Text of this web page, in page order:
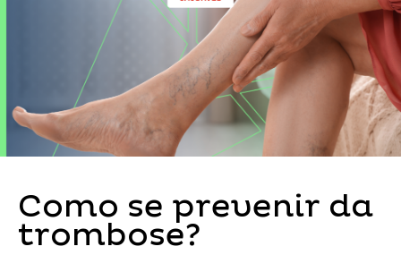
Como se prevenir da
trombose?